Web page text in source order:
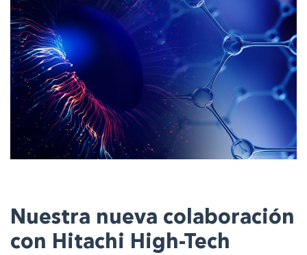
Nuestra nueva colaboración
con Hitachi High-Tech